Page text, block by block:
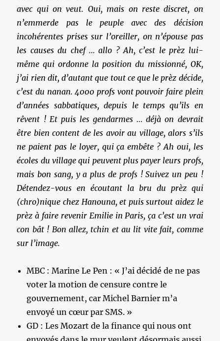
avec qui on veut. Oui, mais on reste discret, on
n’emmerde pas le peuple avec des décision
incohérentes prises sur l’oreiller, on n’épouse pas
les causes du chef … allo ? Ah, c’est le prèz lui-
même qui ordonne la position du missionné, OK,
j’ai rien dit, d’autant que tout ce que le prèz décide,
c’est du nanan. 4000 profs vont pouvoir faire plein
d’années sabbatiques, depuis le temps qu’ils en
rêvent ! Et puis les gendarmes … déjà on devrait
être bien content de les avoir au village, alors s’ils
ne paient pas le loyer, qui ça embête ? Ah oui, les
écoles du village qui peuvent plus payer leurs profs,
mais bon sang, y a plus de profs ! Suivez un peu !
Détendez-vous en écoutant la bru du prèz qui
(chro)nique chez Hanouna, et puis surtout aidez le
prèz à faire revenir Emilie in Paris, ça c’est un vrai
con bât ! Bon allez, tchin et au lit vite fait, comme
sur l’image.
MBC : Marine Le Pen : « J’ai décidé de ne pas
voter la motion de censure contre le
gouvernement, car Michel Barnier m’a
envoyé un cœur par SMS. »
GD : Les Mozart de la finance qui nous ont